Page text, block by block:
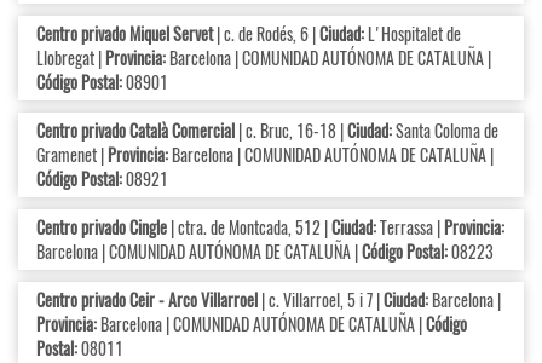
Centro privado Miquel Servet| c. de Rodés, 6 |Ciudad:L'Hospitalet de
Llobregat |Provincia:Barcelona | COMUNIDAD AUTÓNOMA DE CATALUÑA |
Código Postal:08901
Centro privado Català Comercial| c. Bruc, 16-18 |Ciudad:Santa Coloma de
Gramenet |Provincia:Barcelona | COMUNIDAD AUTÓNOMA DE CATALUÑA |
Código Postal:08921
Centro privado Cingle| ctra. de Montcada, 512 |Ciudad:Terrassa |Provincia:
Barcelona | COMUNIDAD AUTÓNOMA DE CATALUÑA |Código Postal:08223
Centro privado Ceir - Arco Villarroel| c. Villarroel, 5 i 7 |Ciudad:Barcelona |
Provincia:Barcelona | COMUNIDAD AUTÓNOMA DE CATALUÑA |Código
Postal:08011